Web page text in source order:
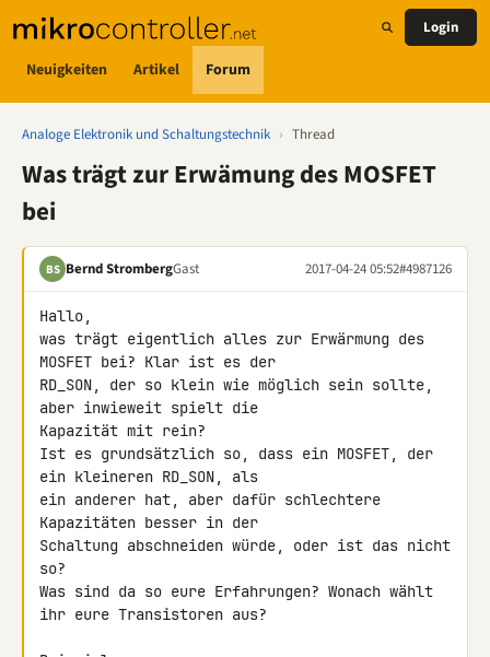
Neuigkeiten Artikel Forum
Login
Analoge Elektronik und Schaltungstechnik › Thread
Was trägt zur Erwämung des MOSFET
bei
BS Bernd StrombergGast 2017-04-24 05:52#4987126
Hallo,
was trägt eigentlich alles zur Erwärmung des
MOSFET bei? Klar ist es der
RD_SON, der so klein wie möglich sein sollte,
aber inwieweit spielt die
Kapazität mit rein?
Ist es grundsätzlich so, dass ein MOSFET, der
ein kleineren RD_SON, als
ein anderer hat, aber dafür schlechtere
Kapazitäten besser in der
Schaltung abschneiden würde, oder ist das nicht
so?
Was sind da so eure Erfahrungen? Wonach wählt
ihr eure Transistoren aus?